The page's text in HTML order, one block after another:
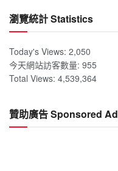
瀏覽統計 Statistics
Today's Views: 2,050
今天網站訪客數量: 955
Total Views: 4,539,364
贊助廣告 Sponsored Ad